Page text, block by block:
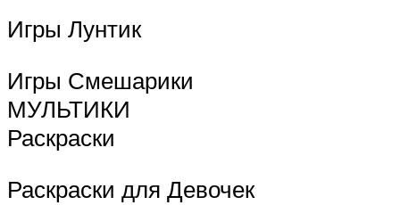
Игры Лунтик
Игры Смешарики
МУЛЬТИКИ
Раскраски
Раскраски для Девочек